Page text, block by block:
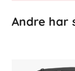
Andre har